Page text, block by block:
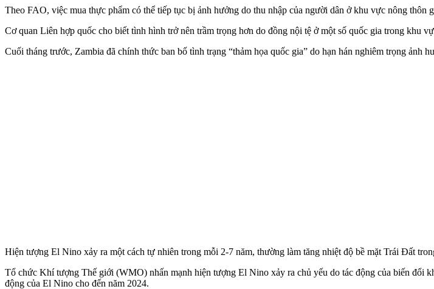
Theo FAO, việc mua thực phẩm có thể tiếp tục bị ảnh hưởng do thu nhập của người dân ở khu vực nông thôn
Cơ quan Liên hợp quốc cho biết tình hình trở nên trầm trọng hơn do đồng nội tệ ở một số quốc gia trong khu
Cuối tháng trước, Zambia đã chính thức ban bố tình trạng “thảm họa quốc gia” do hạn hán nghiêm trọng ảnh
Hiện tượng El Nino xảy ra một cách tự nhiên trong mỗi 2-7 năm, thường làm tăng nhiệt độ bề mặt Trái Đất
Tổ chức Khí tượng Thế giới (WMO) nhấn mạnh hiện tượng El Nino xảy ra chủ yếu do tác động của biến đổi
động của El Nino cho đến năm 2024.